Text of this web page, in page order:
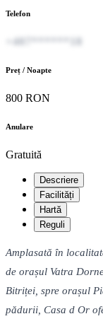
Telefon
+407******18
Preț / Noapte
800 RON
Anulare
Gratuită
Descriere
Facilități
Hartă
Reguli
Amplasată în
de orașul Vatra
Bitriței, spre orașul
pădurii, Casa d Or